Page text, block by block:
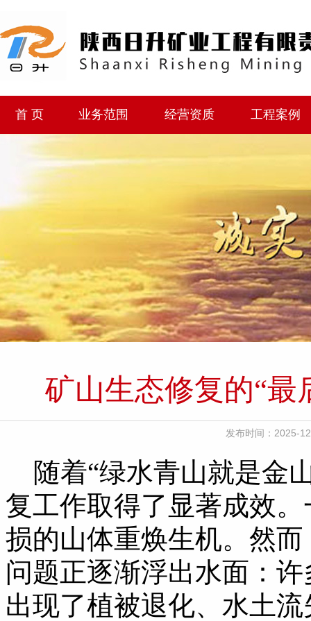
首 页 业务范围 经营资质 工程案例
矿山生态修复的“最
发布时间：2025-
随着“绿水青山就是金
复工作取得了显著成效
损的山体重焕生机。然
问题正逐渐浮出水面：
出现了植被退化、水土